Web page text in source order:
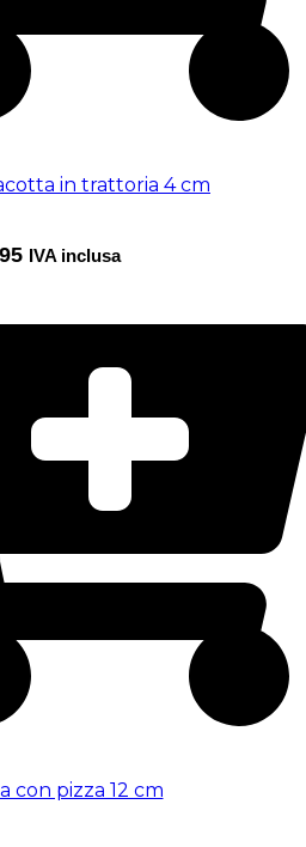
in trattoria 4 cm
IVA inclusa
con pizza 12 cm